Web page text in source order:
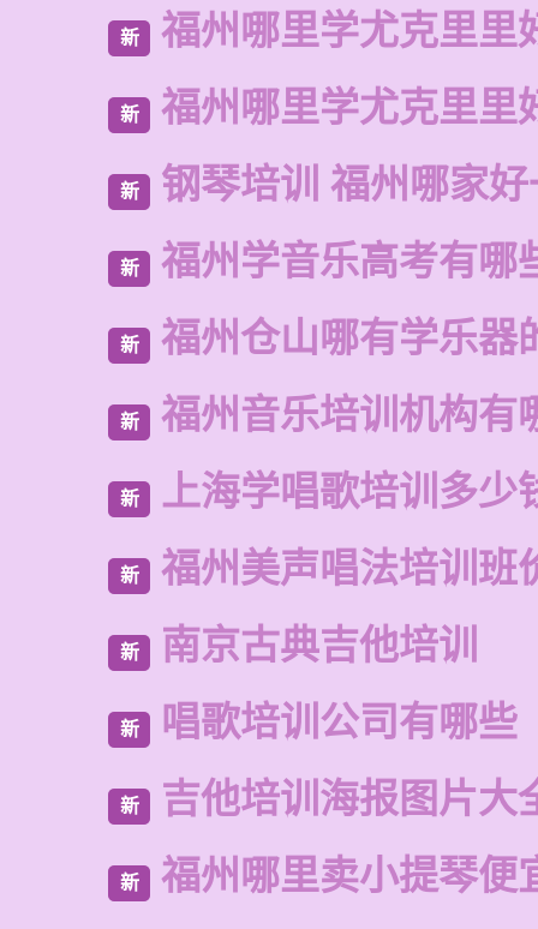
新 福州哪里学尤克里里
新 福州哪里学尤克里里
新 钢琴培训 福州哪家
新 福州学音乐高考有哪
新 福州仓山哪有学乐器
新 福州音乐培训机构有
新 上海学唱歌培训多少
新 福州美声唱法培训班
新 南京古典吉他培训
新 唱歌培训公司有哪些
新 吉他培训海报图片大
新 福州哪里卖小提琴便